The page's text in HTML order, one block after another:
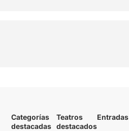
Categorías
destacadas
Teatros
destacados
Entradas